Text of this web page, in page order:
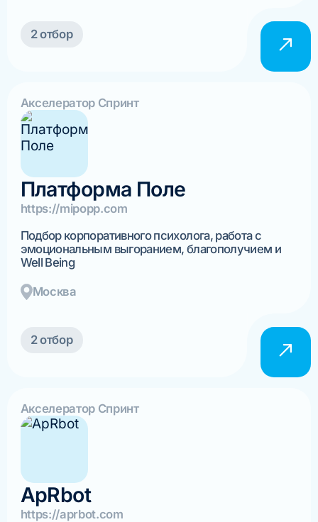
2 отбор
Акселератор Спринт
Платформа Поле
https://mipopp.com
Подбор корпоративного психолога, работа с
эмоциональным выгоранием, благополучием и
Well Being
Москва
2 отбор
Акселератор Спринт
ApRbot
https://aprbot.com